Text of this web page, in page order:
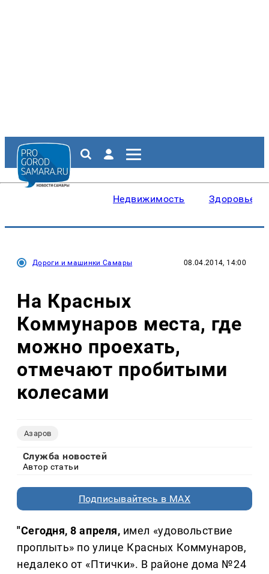
Недвижимость Здоровье
Дороги и машинки Самары 08.04.2014, 14:00
На Красных
Коммунаров места, где
можно проехать,
отмечают пробитыми
колесами
Азаров
Служба новостей
Автор статьи
Подписывайтесь в MAX
"Сегодня, 8 апреля, имел «удовольствие
проплыть» по улице Красных Коммунаров,
недалеко от «Птички». В районе дома №24